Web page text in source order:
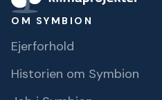
OM SYMBION
Ejerforhold
Historien om Symbion